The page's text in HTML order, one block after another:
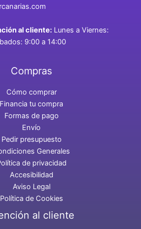
al cliente: Lunes a Viernes:
9:00 a 14:00
Compras
Cómo comprar
Financia tu compra
Formas de pago
Envío
Pedir presupuesto
Generales
de privacidad
Accesibilidad
Aviso Legal
Política de Cookies
al cliente